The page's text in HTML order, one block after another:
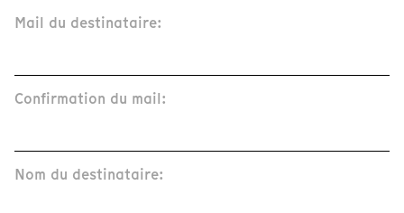
Mail du destinataire:
Confirmation du mail:
Nom du destinataire: